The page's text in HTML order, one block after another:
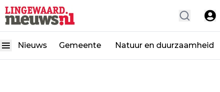
Nieuws Gemeente Natuur en duurzaamheid